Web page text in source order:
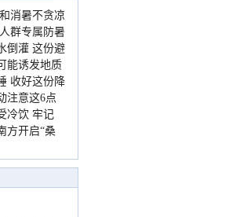
消暑不贪凉
群专属防暑
倒灌 这份避
能诱发地质
要知道
收好这份降
注意这6点
误
冷饮 牢记
”
方开启“桑